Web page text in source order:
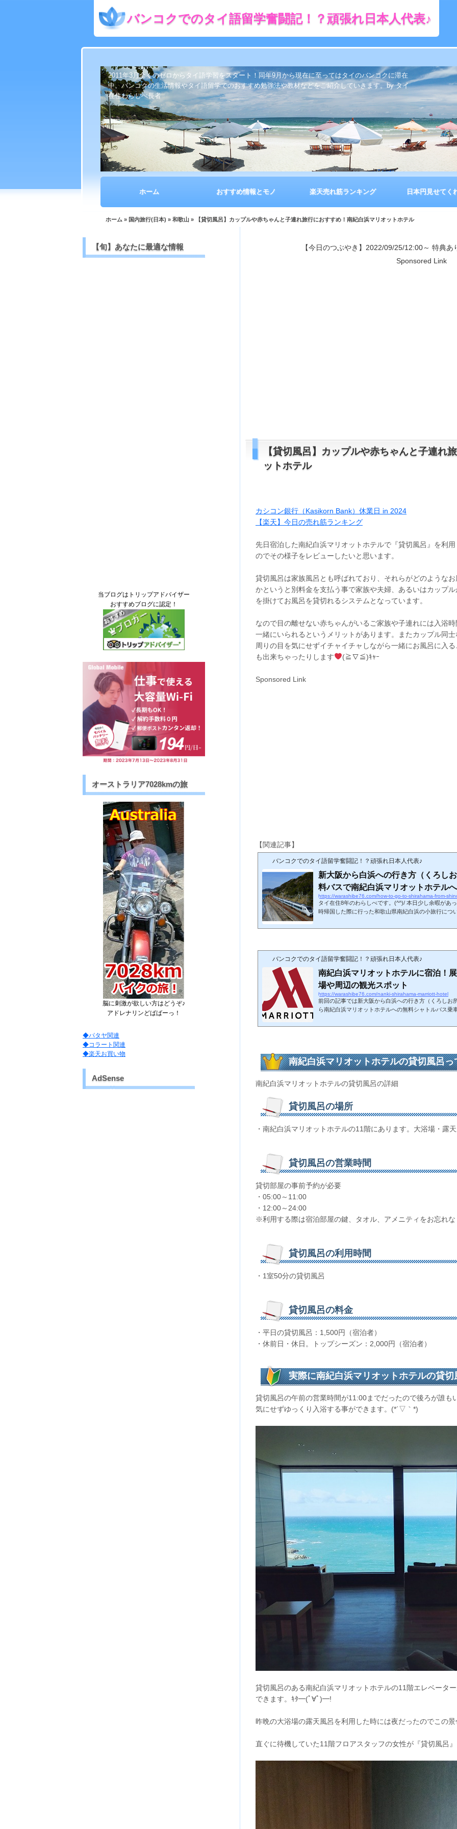
バンコクでのタイ語留学奮闘記！？頑張れ日本人代表♪
2011年3月全くのゼロからタイ語学習をスタート！同年9月から現在に至ってはタイのバンコクに滞在
中。バンコクの生活情報やタイ語留学でのおすすめ勉強法や教材などをご紹介していきます。by タイ
在住わらしべ長者
ホーム おすすめ情報とモノ 楽天売れ筋ランキング 日本円見せてく
ホーム » 国内旅行(日本) » 和歌山 » 【貸切風呂】カップルや赤ちゃんと子連れ旅行におすすめ！南紀白浜マリオットホテル
【今日のつぶやき】2022/09/25/12:00～ 特典あり⇒【1500ポイ
Sponsored Link
【貸切風呂】カップルや赤ちゃんと子連れ
ットホテル
カシコン銀行（Kasikorn Bank）休業日 in 2024
【楽天】今日の売れ筋ランキング
先日宿泊した南紀白浜マリオットホテルで『貸切風呂』を利用
のでその様子をレビューしたいと思います。
貸切風呂は家族風呂とも呼ばれており、それらがどのようなお
かというと別料金を支払う事で家族や夫婦、あるいはカップル
を掛けてお風呂を貸切れるシステムとなっています。
なので目の離せない赤ちゃんがいるご家族や子連れには入浴時
一緒にいられるというメリットがあります。またカップル同士
周りの目を気にせずイチャイチャしながら一緒にお風呂に入
も出来ちゃったりします
(≧∇≦)ｷｬｰ
Sponsored Link
【関連記事】
バンコクでのタイ語留学奮闘記！？頑張れ日本人代表♪
新大阪から白浜への行き方（くろし
料バスで南紀白浜マリオットホテルへ
https://warashibe76.com/how-to-go-to-shirahama-from-
タイ在住8年のわらしべです。(^^)/ 本日少し余暇があ
時帰国した際に行った和歌山県南紀白浜の小旅行につ
やビーチでのバーベキューなどを思い浮かべるかと思
う、あのバンコクにもあるマリオットホテルです。以
バンコクでのタイ語留学奮闘記！？頑張れ日本人代表♪
南紀白浜マリオットホテルに宿泊！
場や周辺の観光スポット
https://warashibe76.com/nanki-shirahama-marriott-hotel
前回の記事では新大阪から白浜への行き方（くろしお
ら南紀白浜マリオットホテルへの無料シャトルバス乗
阪から特急列車くろしおに乗って約2時間20分、よう
テルのチェックイン手続きをする。 ロビーはこんな感
南紀白浜マリオットホテルの貸切風呂っ
南紀白浜マリオットホテルの貸切風呂の詳細
貸切風呂の場所
・南紀白浜マリオットホテルの11階にあります。大浴場・露
貸切風呂の営業時間
貸切部屋の事前予約が必要
・05:00～11:00
・12:00～24:00
※利用する際は宿泊部屋の鍵、タオル、アメニティをお忘れな
貸切風呂の利用時間
・1室50分の貸切風呂
貸切風呂の料金
・平日の貸切風呂：1,500円（宿泊者）
・休前日・休日。トップシーズン：2,000円（宿泊者）
実際に南紀白浜マリオットホテルの貸
貸切風呂の午前の営業時間が11:00までだったので後ろが誰も
気にせずゆっくり入浴する事ができます。(*´▽｀*)
貸切風呂のある南紀白浜マリオットホテルの11階エレベータ
できます。ｷﾀ━(ﾟ∀ﾟ)━!
昨晩の大浴場の露天風呂を利用した時には夜だったのでこの
直ぐに待機していた11階フロアスタッフの女性が『貸切風呂
【旬】あなたに最適な情報
当ブログはトリップアドバイザー
おすすめブログに認定！
オーストラリア7028kmの旅
脳に刺激が欲しい方はどうぞ♪
アドレナリンどばばーっ！
◆パタヤ関連
◆コラート関連
◆楽天お買い物
AdSense